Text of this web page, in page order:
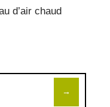
d’air chaud